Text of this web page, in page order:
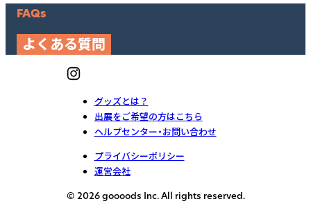
FAQs
よくある質問
グッズとは？
出展をご希望の方はこちら
ヘルプセンター・お問い合わせ
プライバシーポリシー
運営会社
© 2026 goooods Inc. All rights reserved.